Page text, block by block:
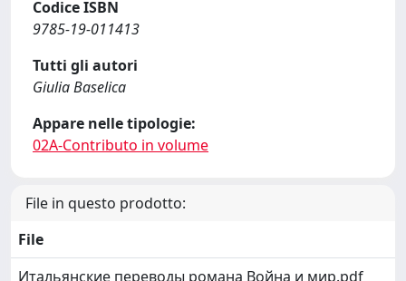
Codice ISBN
9785-19-011413
Tutti gli autori
Giulia Baselica
Appare nelle tipologie:
02A-Contributo in volume
File in questo prodotto:
File
Итальянские переводы романа Война и мир.pdf